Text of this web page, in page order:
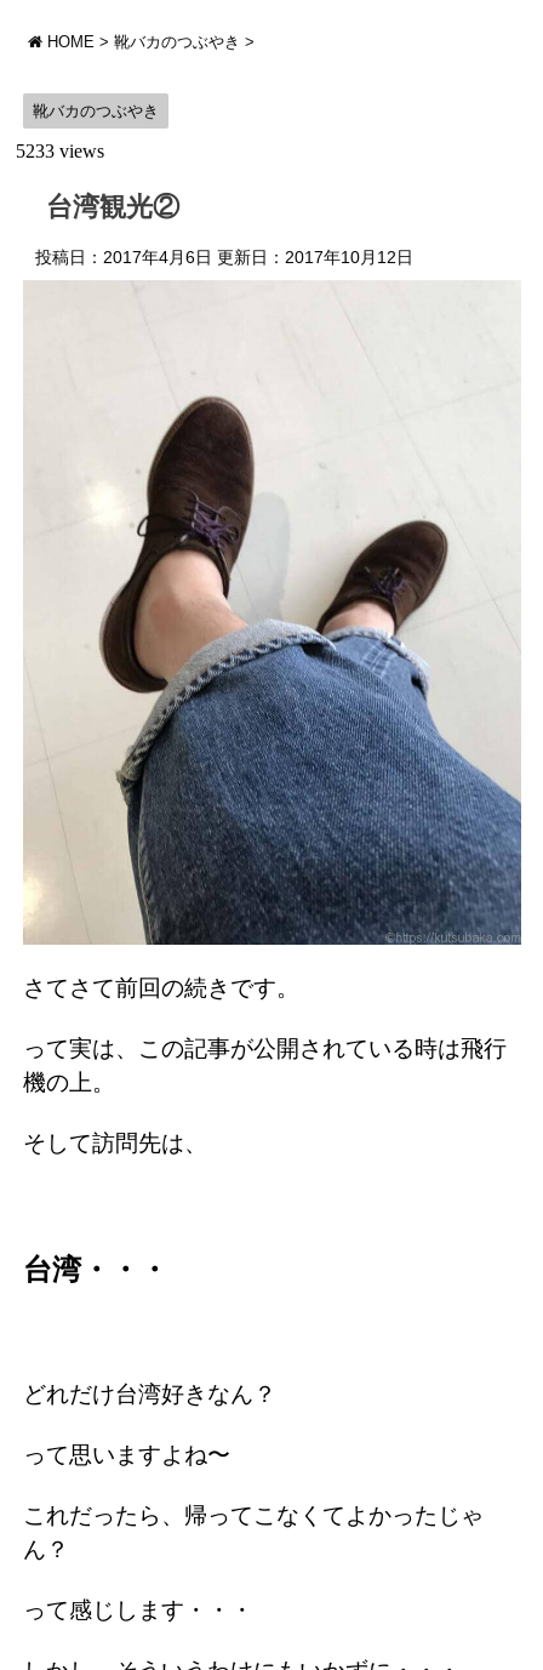
HOME > 靴バカのつぶやき >
靴バカのつぶやき
5233 views
台湾観光②
投稿日：2017年4月6日 更新日： 2017年10月12日
さてさて前回の続きです。
って実は、この記事が公開されている時は飛行
機の上。
そして訪問先は、
台湾・・・
どれだけ台湾好きなん？
って思いますよね〜
これだったら、帰ってこなくてよかったじゃ
ん？
って感じします・・・